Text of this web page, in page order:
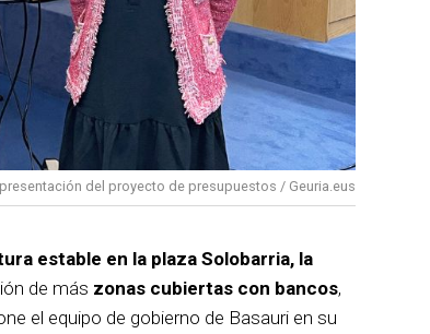
del proyecto de presupuestos / Geuria.eus
estable en la plaza Solobarria, la
de más zonas cubiertas con bancos,
el equipo de gobierno de Basauri en su